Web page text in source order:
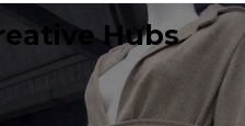
Hubs